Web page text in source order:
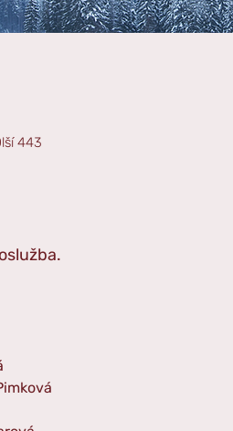
443